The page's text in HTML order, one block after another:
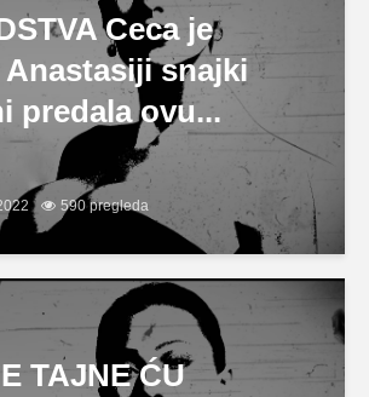
Ceca je
snajki
predala ovu...
590 pregleda
TAJNE ĆU